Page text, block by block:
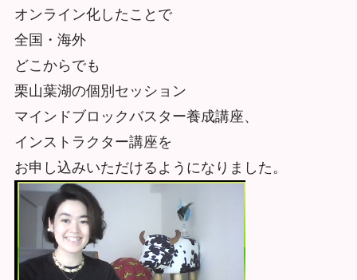
オンライン化したことで
全国・海外
どこからでも
栗山葉湖の個別セッション
マインドブロックバスター養成講座、
インストラクター講座を
お申し込みいただけるようになりました。